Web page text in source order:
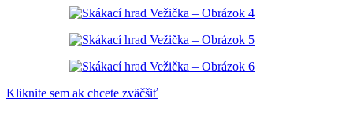
Kliknite sem ak chcete zväčšiť